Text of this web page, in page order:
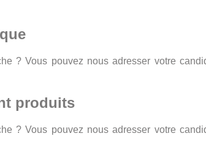
? Vous pouvez nous adresser votre
produits
? Vous pouvez nous adresser votre